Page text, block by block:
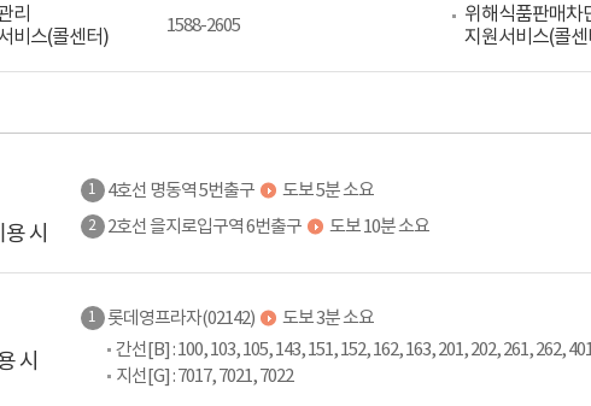
리
비스(콜센터)
1588-2605
위해식품판매차
지원서비스(콜
시
1 4호선 명동역 5번출구 도보 5분 소요
2 2호선 을지로입구역 6번출구 도보 10분 소요
시
1 롯데영프라자(02142)
도보 3분 소요
간선[B] : 100, 103, 105, 143, 151, 152, 162, 163, 201, 202, 261, 262,
지선[G] : 7017, 7021, 7022